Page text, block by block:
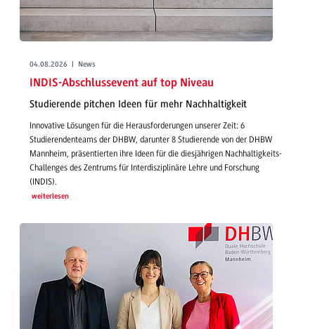
04.08.2026 | News
INDIS-Abschlussevent auf top Niveau
Studierende pitchen Ideen für mehr Nachhaltigkeit
Innovative Lösungen für die Herausforderungen unserer Zeit: 6
Studierendenteams der DHBW, darunter 8 Studierende von der DHBW
Mannheim, präsentierten ihre Ideen für die diesjährigen Nachhaltigkeits-
Challenges des Zentrums für Interdisziplinäre Lehre und Forschung
(INDIS).
weiterlesen